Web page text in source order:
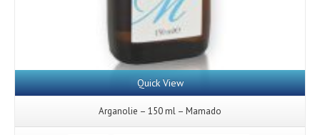
Quick View
Arganolie – 150 ml – Mamado